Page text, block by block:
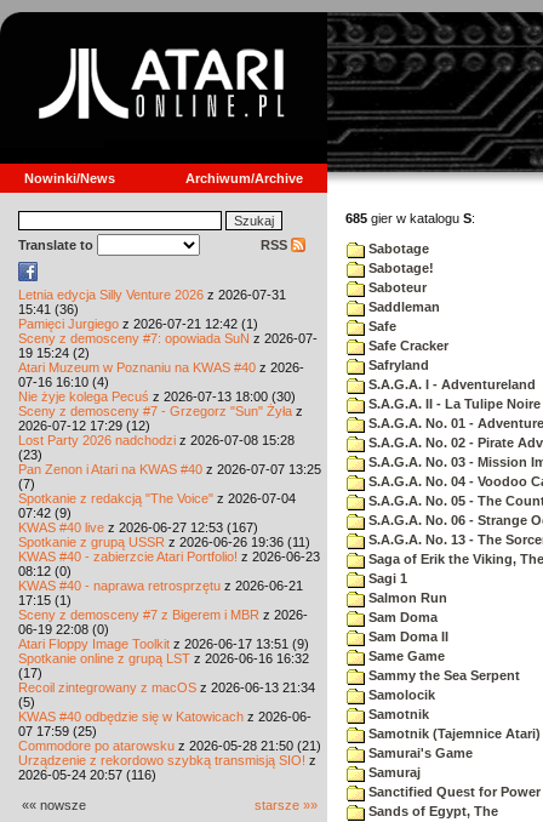
Nowinki/News Archiwum/Archive
Translate to RSS
Letnia edycja Silly Venture 2026 z 2026-07-31
15:41 (36)
Pamięci Jurgiego z 2026-07-21 12:42 (1)
Sceny z demosceny #7: opowiada SuN z 2026-07-
19 15:24 (2)
Atari Muzeum w Poznaniu na KWAS #40 z 2026-
07-16 16:10 (4)
Nie żyje kolega Pecuś z 2026-07-13 18:00 (30)
Sceny z demosceny #7 - Grzegorz "Sun" Żyła z
2026-07-12 17:29 (12)
Lost Party 2026 nadchodzi z 2026-07-08 15:28
(23)
Pan Zenon i Atari na KWAS #40 z 2026-07-07 13:25
(7)
Spotkanie z redakcją "The Voice" z 2026-07-04
07:42 (9)
KWAS #40 live z 2026-06-27 12:53 (167)
Spotkanie z grupą USSR z 2026-06-26 19:36 (11)
KWAS #40 - zabierzcie Atari Portfolio! z 2026-06-23
08:12 (0)
KWAS #40 - naprawa retrosprzętu z 2026-06-21
17:15 (1)
Sceny z demosceny #7 z Bigerem i MBR z 2026-
06-19 22:08 (0)
Atari Floppy Image Toolkit z 2026-06-17 13:51 (9)
Spotkanie online z grupą LST z 2026-06-16 16:32
(17)
Recoil zintegrowany z macOS z 2026-06-13 21:34
(5)
KWAS #40 odbędzie się w Katowicach z 2026-06-
07 17:59 (25)
Commodore po atarowsku z 2026-05-28 21:50 (21)
Urządzenie z rekordowo szybką transmisją SIO! z
2026-05-24 20:57 (116)
«« nowsze starsze »»
685 gier w katalogu S:
Sabotage
Sabotage!
Saboteur
Saddleman
Safe
Safe Cracker
Safryland
S.A.G.A. I - Adventureland
S.A.G.A. II - La Tulipe Noire
S.A.G.A. No. 01 -
S.A.G.A. No. 02 - Pirate
S.A.G.A. No. 03 - Mission
S.A.G.A. No. 04 - Voodoo
S.A.G.A. No. 05 - The
S.A.G.A. No. 06 - Strange
S.A.G.A. No. 13 - The
Saga of Erik the Viking, The
Sagi 1
Salmon Run
Sam Doma
Sam Doma II
Same Game
Sammy the Sea Serpent
Samolocik
Samotnik
Samotnik (Tajemnice Atari)
Samurai's Game
Samuraj
Sanctified Quest for Power
Sands of Egypt, The